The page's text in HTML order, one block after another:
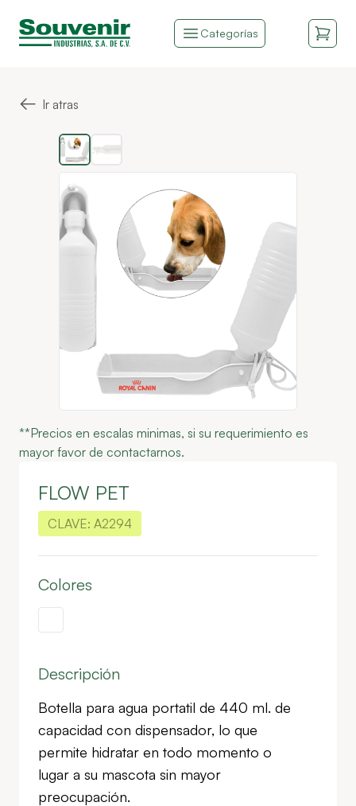
Categorías
← Ir atras
**Precios en escalas minimas, si su requerimiento es
mayor favor de contactarnos.
FLOW PET
CLAVE: A2294
Colores
Descripción
Botella para agua portatil de 440 ml. de
capacidad con dispensador, lo que
permite hidratar en todo momento o
lugar a su mascota sin mayor
preocupación.